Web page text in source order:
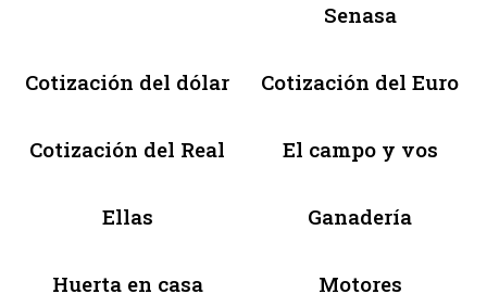
Senasa
Cotización del dólar Cotización del Euro
Cotización del Real El campo y vos
Ellas Ganadería
Huerta en casa Motores